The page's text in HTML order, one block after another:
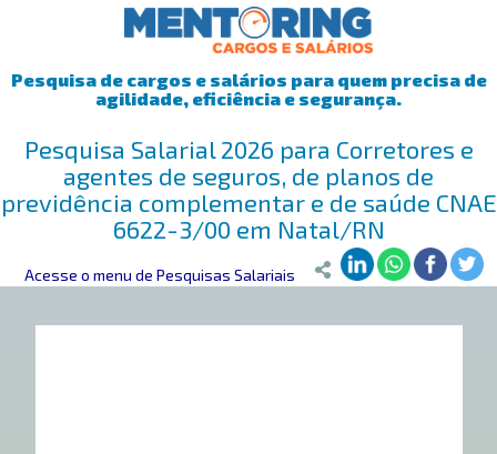
Pesquisa de cargos e salários para quem precisa de
agilidade, eficiência e segurança.
Pesquisa Salarial 2026 para Corretores e
agentes de seguros, de planos de
previdência complementar e de saúde CNAE
6622-3/00 em Natal/RN
Mentoring>Pesquisa Salarial>Natal/RN >Corretores e agentes
Acesse o menu de Pesquisas Salariais